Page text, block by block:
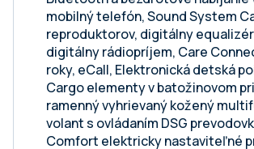
mobilný telefón, Sound System
reproduktorov, digitálny
digitálny rádiopríjem, Care
roky, eCall, Elektronická detská
Cargo elementy v batožinovom
ramenný vyhrievaný kožený
volant s ovládaním DSG
Comfort elektricky nastaviteľné